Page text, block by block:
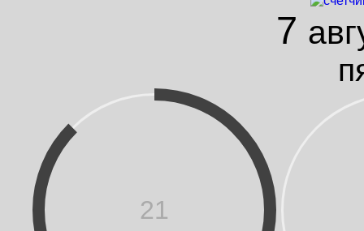
7
21